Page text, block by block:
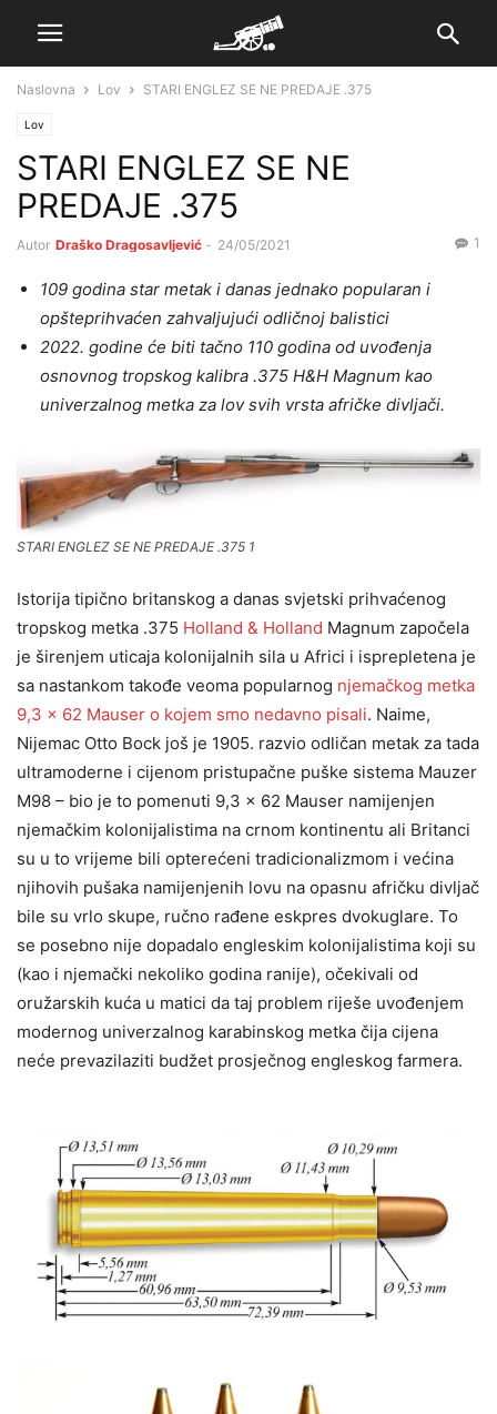
Naslovna Lov STARI ENGLEZ SE NE PREDAJE .375
Lov
STARI ENGLEZ SE NE
PREDAJE .375
Autor Draško Dragosavljević - 24/05/2021 1
109 godina star metak i danas jednako popularan i
opšteprihvaćen zahvaljujući odličnoj balistici
2022. godine će biti tačno 110 godina od uvođenja
osnovnog tropskog kalibra .375 H&H Magnum kao
univerzalnog metka za lov svih vrsta afričke divljači.
STARI ENGLEZ SE NE PREDAJE .375 1
Istorija tipično britanskog a danas svjetski prihvaćenog
tropskog metka .375 Holland & Holland Magnum započela
je širenjem uticaja kolonijalnih sila u Africi i isprepletena je
sa nastankom takođe veoma popularnog njemačkog metka
9,3 × 62 Mauser o kojem smo nedavno pisali. Naime,
Nijemac Otto Bock još je 1905. razvio odličan metak za tada
ultramoderne i cijenom pristupačne puške sistema Mauzer
M98 – bio je to pomenuti 9,3 × 62 Mauser namijenjen
njemačkim kolonijalistima na crnom kontinentu ali Britanci
su u to vrijeme bili opterećeni tradicionalizmom i većina
njihovih pušaka namijenjenih lovu na opasnu afričku divljač
bile su vrlo skupe, ručno rađene eskpres dvokuglare. To
se posebno nije dopadalo engleskim kolonijalistima koji su
(kao i njemački nekoliko godina ranije), očekivali od
oružarskih kuća u matici da taj problem riješe uvođenjem
modernog univerzalnog karabinskog metka čija cijena
neće prevazilaziti budžet prosječnog engleskog farmera.